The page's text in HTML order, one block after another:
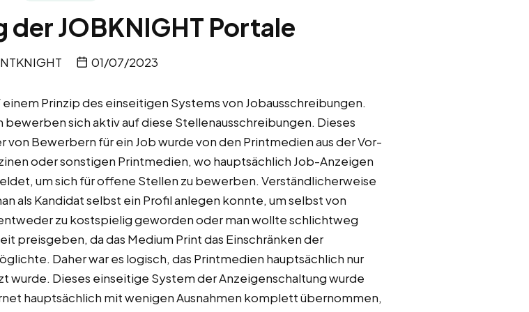
der JOBKNIGHT Portale
01/07/2023
Prinzip des einseitigen Systems von Jobausschreibungen.
sich aktiv auf diese Stellenausschreibungen. Dieses
Bewerbern für ein Job wurde von den Printmedien aus der Vor-
oder sonstigen Printmedien, wo hauptsächlich Job-Anzeigen
um sich für offene Stellen zu bewerben. Verständlicherweise
als Kandidat selbst ein Profil anlegen konnte, um selbst von
zu kostspielig geworden oder man wollte schlichtweg
preisgeben, da das Medium Print das Einschränken der
Daher war es logisch, das Printmedien hauptsächlich nur
Dieses einseitige System der Anzeigenschaltung wurde
hauptsächlich mit wenigen Ausnahmen komplett übernommen,